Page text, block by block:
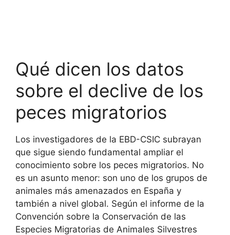
Qué dicen los datos
sobre el declive de los
peces migratorios
Los investigadores de la EBD-CSIC subrayan
que sigue siendo fundamental ampliar el
conocimiento sobre los peces migratorios. No
es un asunto menor: son uno de los grupos de
animales más amenazados en España y
también a nivel global. Según el informe de la
Convención sobre la Conservación de las
Especies Migratorias de Animales Silvestres